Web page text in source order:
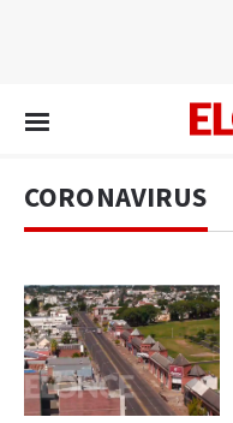
CORONAVIRUS